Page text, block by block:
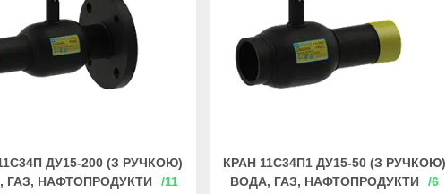
ДУ15-200 (З РУЧКОЮ)
ГАЗ, НАФТОПРОДУКТИ
11
КРАН 11С34П1 ДУ15-50 (З РУЧКОЮ)
ВОДА, ГАЗ, НАФТОПРОДУКТИ
6